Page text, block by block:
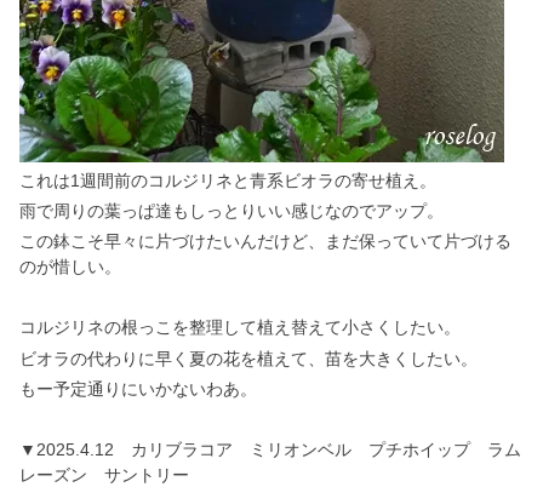
これは1週間前のコルジリネと青系ビオラの寄せ植え。
雨で周りの葉っぱ達もしっとりいい感じなのでアップ。
この鉢こそ早々に片づけたいんだけど、まだ保っていて片づける
のが惜しい。
コルジリネの根っこを整理して植え替えて小さくしたい。
ビオラの代わりに早く夏の花を植えて、苗を大きくしたい。
もー予定通りにいかないわあ。
▼2025.4.12 カリブラコア ミリオンベル プチホイップ ラム
レーズン サントリー